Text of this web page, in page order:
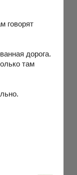
говорят
дорога.
там